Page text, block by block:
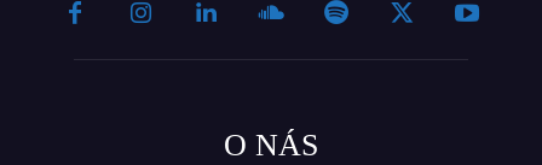
O NÁS